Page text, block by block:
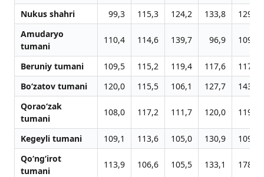
Nukus shahri 99,3 115,3 124,2 133,8
129,9
Amudaryo
tumani
110,4 114,6 139,7 96,9 109,9
Beruniy tumani 109,5 115,2 119,4 117,6
117,3
Bo‘zatov tumani
120,0 115,5 106,1 127,7
143,1
Qorao‘zak
tumani
108,0 117,2 111,7 120,0 119,3
Kegeyli tumani 109,1 113,6 105,0 130,9
109,2
Qo‘ng‘irot
tumani
113,9 106,6 105,5 133,1 178,4